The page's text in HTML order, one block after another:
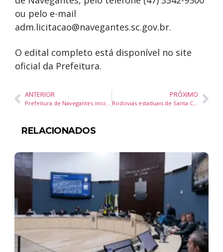
ou pelo e-mail
adm.licitacao@navegantes.sc.gov.br.
O edital completo está disponível no site
oficial da Prefeitura.
ANTERIOR
Prefeitura de Navegantes inicia demolição de trapiche na Beira-Rio por risco estrutural
PRÓXIMO
Rodovias estaduais de Santa Catarina terão interdições temporárias durante a 26ª Volta Ciclística
RELACIONADOS